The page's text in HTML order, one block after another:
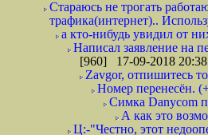
Стараюсь не трогать
трафика(интернет)..
а кто-нибудь увидил от
Написал заявление на
[960] 17-09-2018 20:38
Zavgor, отпишитесь
Номер перенесён.
Симка Danycom
А как это
Ц:-"Честно, этот